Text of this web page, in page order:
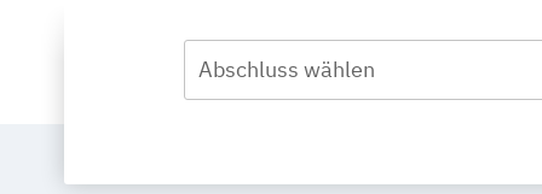
Abschluss wählen